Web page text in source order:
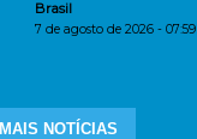
Brasil
7 de agosto de 2026 - 07:59
MAIS NOTÍCIAS